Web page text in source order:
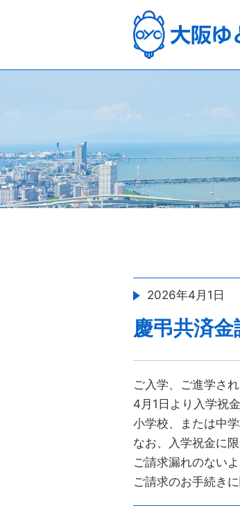
2026年4月1日
慶弔共済
ご入学、ご進学さ
4月1日より入学祝
小学校、または中
なお、入学祝金に
ご請求漏れのない
ご請求のお手続き